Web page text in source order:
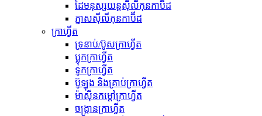
ដៃមនុស្សយន្តស៊ីលីកុនកាប៊ីដ
ភ្នាសស៊ីលីកុនកាប៊ីដ
ក្រាហ្វីត
ទ្រនាប់/ប៊ូសក្រាហ្វីត
ប្លុកក្រាហ្វីត
ទូកក្រាហ្វីត
ប៊ូឡុង និងគ្រាប់ក្រាហ្វីត
ម៉ាស៊ីនកម្តៅក្រាហ្វីត
ចង្ក្រានក្រាហ្វីត